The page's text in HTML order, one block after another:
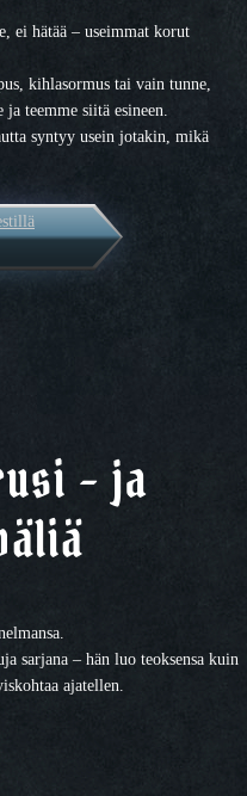
ei hätää – useimmat korut
kihlasormus tai vain tunne,
teemme siitä esineen.
syntyy usein jotakin, mikä
– ja
sarjana – hän luo teoksensa kuin
ajatellen.